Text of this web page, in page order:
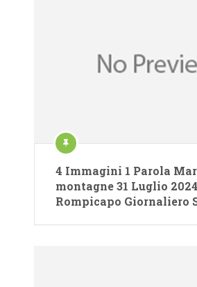
4 Immagini 1 Parola
montagne 31 Luglio 2024
Rompicapo Giornaliero